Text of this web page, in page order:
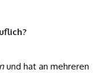
und hat an mehreren